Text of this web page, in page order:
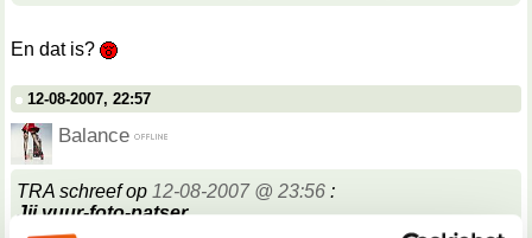
En dat is?
12-08-2007, 22:57
Balance
TRA schreef op 12-08-2007 @ 23:56 :
Jij vuur-foto-patser.